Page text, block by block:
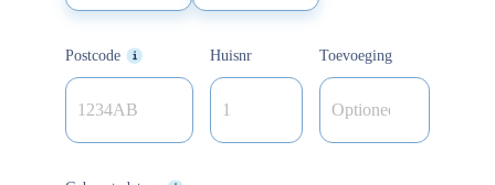
Postcode Huisnr Toevoeging